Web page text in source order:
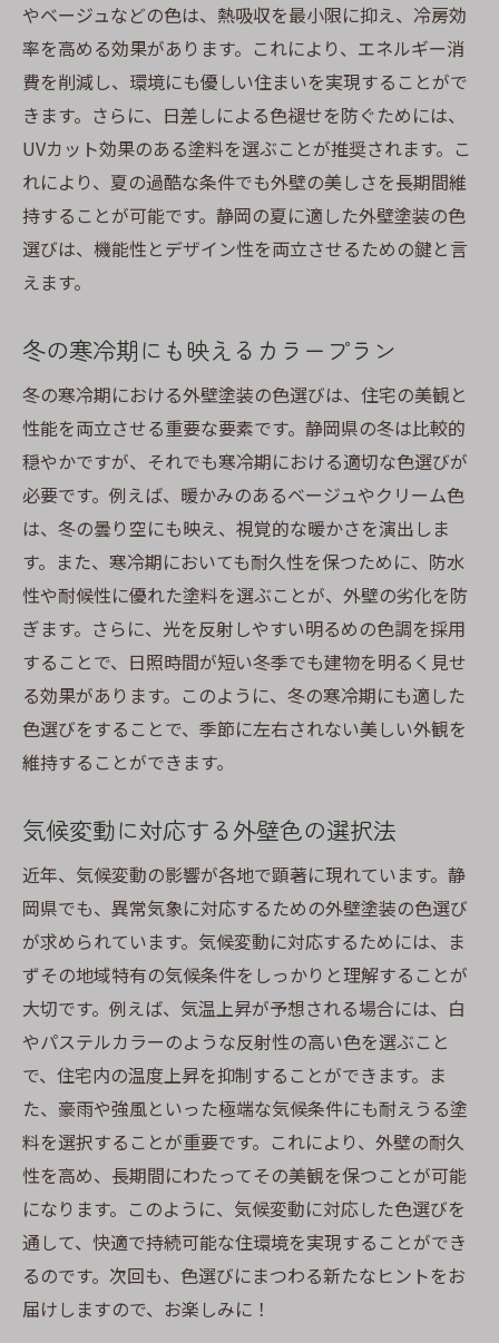
やベージュなどの色は、熱吸収を最小限に抑え、冷房効
率を高める効果があります。これにより、エネルギー消
費を削減し、環境にも優しい住まいを実現することがで
きます。さらに、日差しによる色褪せを防ぐためには、
UVカット効果のある塗料を選ぶことが推奨されます。こ
れにより、夏の過酷な条件でも外壁の美しさを長期間維
持することが可能です。静岡の夏に適した外壁塗装の色
選びは、機能性とデザイン性を両立させるための鍵と言
えます。
冬の寒冷期にも映えるカラープラン
冬の寒冷期における外壁塗装の色選びは、住宅の美観と
性能を両立させる重要な要素です。静岡県の冬は比較的
穏やかですが、それでも寒冷期における適切な色選びが
必要です。例えば、暖かみのあるベージュやクリーム色
は、冬の曇り空にも映え、視覚的な暖かさを演出しま
す。また、寒冷期においても耐久性を保つために、防水
性や耐候性に優れた塗料を選ぶことが、外壁の劣化を防
ぎます。さらに、光を反射しやすい明るめの色調を採用
することで、日照時間が短い冬季でも建物を明るく見せ
る効果があります。このように、冬の寒冷期にも適した
色選びをすることで、季節に左右されない美しい外観を
維持することができます。
気候変動に対応する外壁色の選択法
近年、気候変動の影響が各地で顕著に現れています。静
岡県でも、異常気象に対応するための外壁塗装の色選び
が求められています。気候変動に対応するためには、ま
ずその地域特有の気候条件をしっかりと理解することが
大切です。例えば、気温上昇が予想される場合には、白
やパステルカラーのような反射性の高い色を選ぶこと
で、住宅内の温度上昇を抑制することができます。ま
た、豪雨や強風といった極端な気候条件にも耐えうる塗
料を選択することが重要です。これにより、外壁の耐久
性を高め、長期間にわたってその美観を保つことが可能
になります。このように、気候変動に対応した色選びを
通して、快適で持続可能な住環境を実現することができ
るのです。次回も、色選びにまつわる新たなヒントをお
届けしますので、お楽しみに！